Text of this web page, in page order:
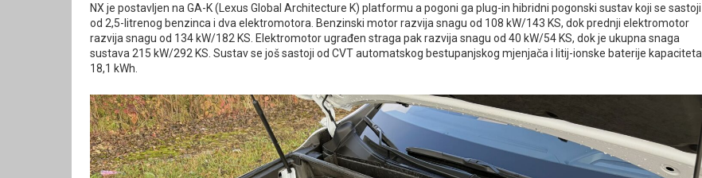
NX je postavljen na GA-K (Lexus Global Architecture K) platformu a pogoni ga plug-in hibridni pogonski sustav koji se sastoji
od 2,5-litrenog benzinca i dva elektromotora. Benzinski motor razvija snagu od 108 kW/143 KS, dok prednji elektromotor
razvija snagu od 134 kW/182 KS. Elektromotor ugrađen straga pak razvija snagu od 40 kW/54 KS, dok je ukupna snaga
sustava 215 kW/292 KS. Sustav se još sastoji od CVT automatskog bestupanjskog mjenjača i litij-ionske baterije kapaciteta
18,1 kWh.